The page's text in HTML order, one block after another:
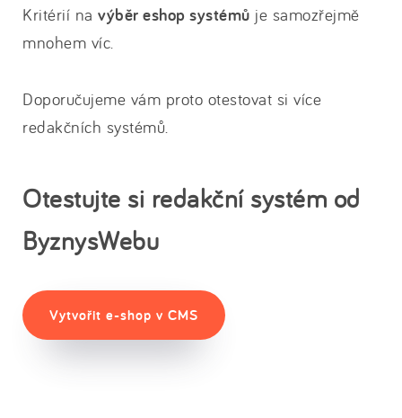
Kritérií na výběr eshop systémů je samozřejmě
mnohem víc.
Doporučujeme vám proto otestovat si více
redakčních systémů.
Otestujte si redakční systém od
ByznysWebu
Vytvořit e-shop v CMS